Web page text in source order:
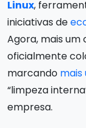
Linux,
iniciativas de
Agora, mais
oficialmente
marcando mais
“limpeza
empresa.